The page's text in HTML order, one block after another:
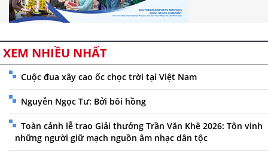
XEM NHIỀU NHẤT
Cuộc đua xây cao ốc chọc trời tại Việt Nam
Nguyễn Ngọc Tư: Bởi bôi hồng
Toàn cảnh lễ trao Giải thưởng Trần Văn Khê 2026: Tôn vinh
những người giữ mạch nguồn âm nhạc dân tộc